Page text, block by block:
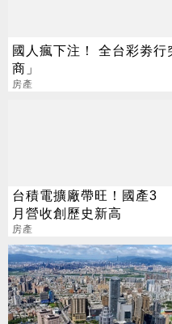
國人瘋下注！ 全台彩劵
商」
房產
台積電擴廠帶旺！國產3
月營收創歷史新高
房產